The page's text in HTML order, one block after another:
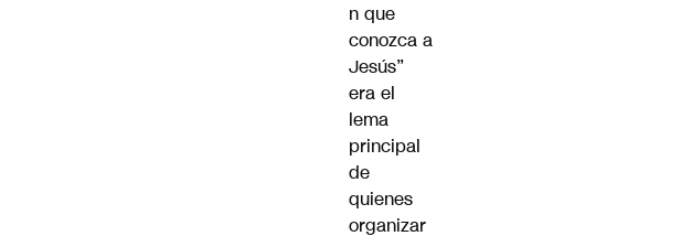
n que
conozca a
Jesús”
era el
lema
principal
de
quienes
organizar